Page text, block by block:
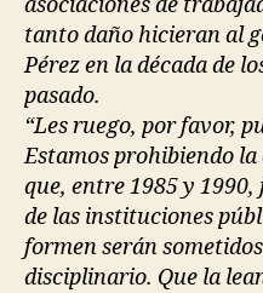
tanto daño hicieran al
Pérez en la década de
pasado.
“Les ruego, por favor,
Estamos prohibiendo
que, entre 1985 y
de las instituciones
formen serán
disciplinario. Que la